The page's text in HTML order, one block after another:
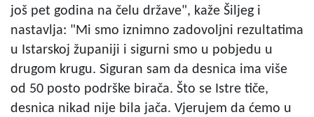
još pet godina na čelu države", kaže Šiljeg i
nastavlja: "Mi smo iznimno zadovoljni rezultatima
u Istarskoj županiji i sigurni smo u pobjedu u
drugom krugu. Siguran sam da desnica ima više
od 50 posto podrške birača. Što se Istre tiče,
desnica nikad nije bila jača. Vjerujem da ćemo u